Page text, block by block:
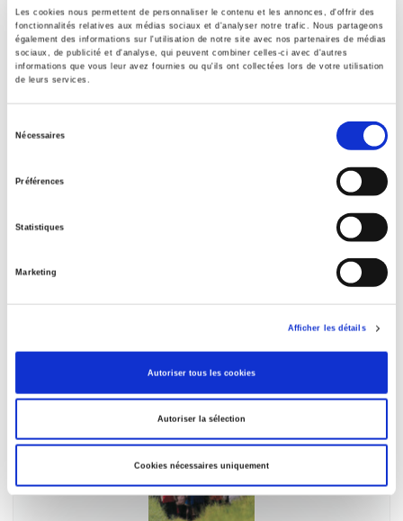
Les cookies nous permettent de personnaliser le contenu et les annonces, d'offrir des
fonctionnalités relatives aux médias sociaux et d'analyser notre trafic. Nous partageons
également des informations sur l'utilisation de notre site avec nos partenaires de médias
sociaux, de publicité et d'analyse, qui peuvent combiner celles-ci avec d'autres
informations que vous leur avez fournies ou qu'ils ont collectées lors de votre utilisation
de leurs services.
Nécessaires
Préférences
Statistiques
Marketing
Afficher les détails
Autoriser tous les cookies
Autoriser la sélection
Cookies nécessaires uniquement
Dans un monde post-2001